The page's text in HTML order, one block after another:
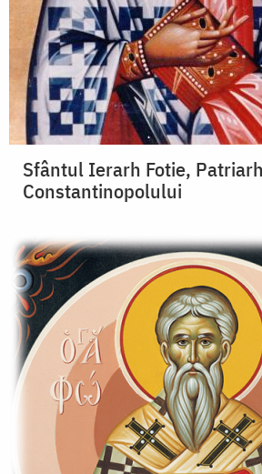
Sfântul Ierarh Fotie,
Constantinopolului